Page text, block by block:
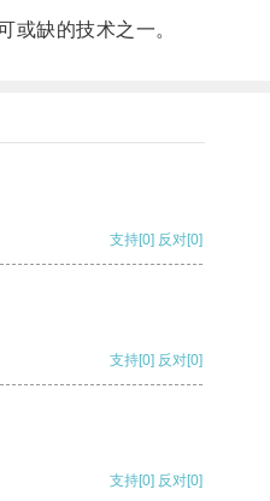
缺的技术之一。
支持[0] 反对[0]
支持[0] 反对[0]
支持[0] 反对[0]